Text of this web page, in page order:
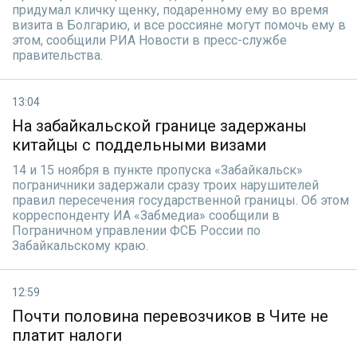
придумал кличку щенку, подаренному ему во время
визита в Болгарию, и все россияне могут помочь ему в
этом, сообщили РИА Новости в пресс-службе
правительства.
13:04
На забайкальской границе задержаны
китайцы с поддельными визами
14 и 15 ноября в пункте пропуска «Забайкальск»
пограничники задержали сразу троих нарушителей
правил пересечения государственной границы. Об этом
корреспонденту ИА «Забмедиа» сообщили в
Пограничном управлении ФСБ России по
Забайкальскому краю.
12:59
Почти половина перевозчиков в Чите не
платит налоги